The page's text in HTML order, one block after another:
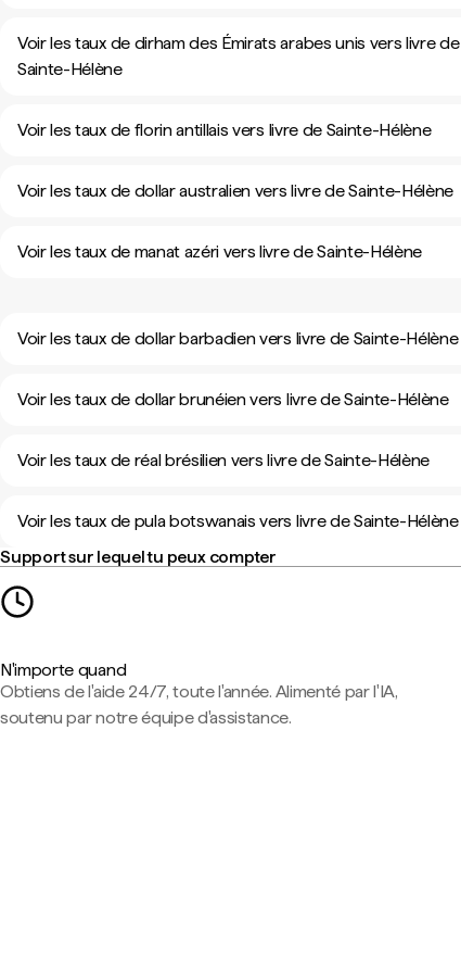
Voir les taux de dirham des Émirats arabes unis vers livre de
Sainte-Hélène
Voir les taux de florin antillais vers livre de Sainte-Hélène
Voir les taux de dollar australien vers livre de Sainte-Hélène
Voir les taux de manat azéri vers livre de Sainte-Hélène
Voir les taux de dollar barbadien vers livre de Sainte-Hélène
Voir les taux de dollar brunéien vers livre de Sainte-Hélène
Voir les taux de réal brésilien vers livre de Sainte-Hélène
Voir les taux de pula botswanais vers livre de Sainte-Hélène
Support sur lequel tu peux compter
N'importe quand
Obtiens de l'aide 24/7, toute l'année. Alimenté par l'IA,
soutenu par notre équipe d'assistance.